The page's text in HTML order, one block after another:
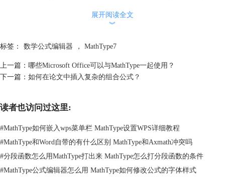
图2：word操作主界面
图3：获取加载项
展开阅读全文
︾
标签： 数学公式编辑器 ， MathType7
上一篇： 哪些Microsoft Office可以与MathType一起使用？
下一篇： 如何在论文中插入复杂的组合公式？
读者也访问过这里:
#MathType如何嵌入wps菜单栏 MathType设置WPS详细教程
#MathType和Word自带的有什么区别 MathType和Axmath冲突吗
#分段函数怎么用MathType打出来 MathType怎么打分段函数的条件
#MathType公式编辑器怎么用 MathType如何修改公式的字体样式